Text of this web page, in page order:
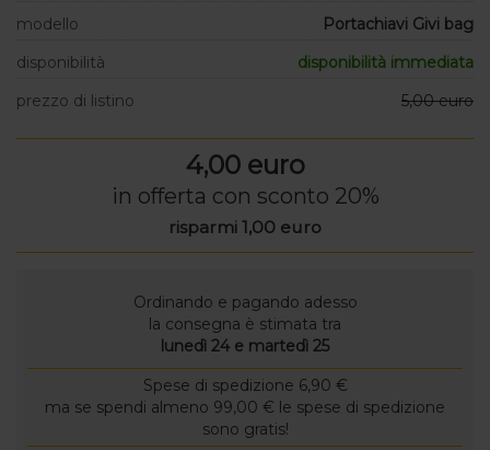
modello
Portachiavi Givi bag
disponibilità
disponibilità immediata
prezzo di listino
5,00 euro
4,00 euro
in offerta con sconto 20%
risparmi 1,00 euro
Ordinando e pagando adesso
la consegna è stimata tra
lunedì 24 e martedì 25
Spese di spedizione 6,90 €
ma se spendi almeno 99,00 € le spese di spedizione
sono gratis!